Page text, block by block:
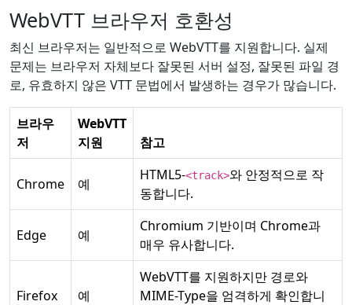
WebVTT 브라우저 호환성
최신 브라우저는 일반적으로 WebVTT를 지원합니다. 실제
문제는 브라우저 자체보다 잘못된 서버 설정, 잘못된 파일 경
로, 유효하지 않은 VTT 문법에서 발생하는 경우가 많습니다.
브라우
저
WebVTT
지원
참고
Chrome 예
HTML5-<track>와 안정적으로 작
동합니다.
Edge 예
Chromium 기반이며 Chrome과
매우 유사합니다.
Firefox 예
WebVTT를 지원하지만 경로와
MIME-Type을 엄격하게 확인합니